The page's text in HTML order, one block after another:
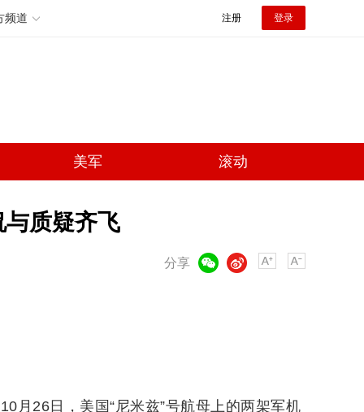
频道 注册 登录
美军 滚动
质疑齐飞
分享
微博
月26日，美国“尼米兹”号航母上的两架军机